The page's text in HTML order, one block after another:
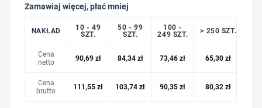
Zamawiaj więcej, płać mniej
NAKŁAD
10 - 49
SZT.
50 - 99
SZT.
100 -
249 SZT.
> 250 SZT.
Cena
netto
90,69 zł 84,34 zł 73,46zł 65,30zł
Cena
brutto
111,55zł 103,74zł 90,35zł 80,32zł